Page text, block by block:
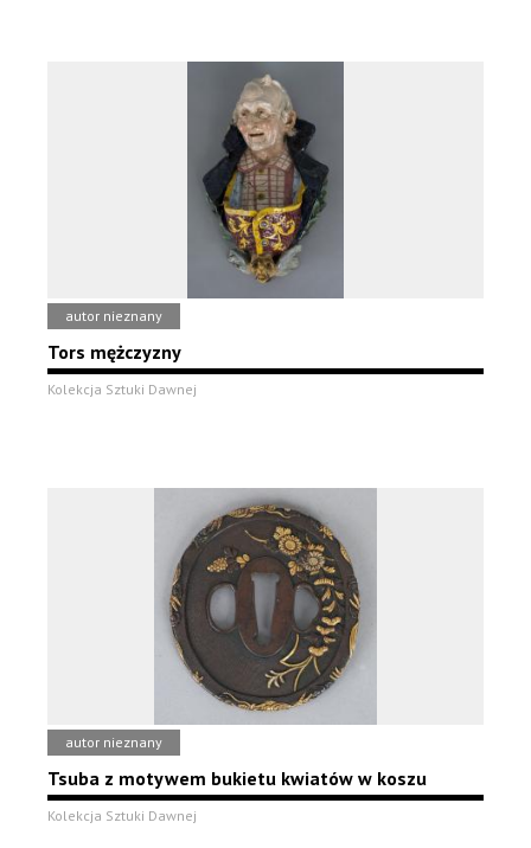
autor nieznany
Tors mężczyzny
Kolekcja Sztuki Dawnej
autor nieznany
Tsuba z motywem bukietu kwiatów w koszu
Kolekcja Sztuki Dawnej